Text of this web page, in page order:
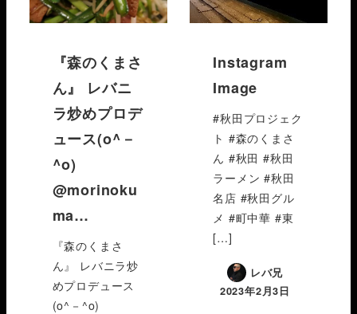
『森のくまさ
ん』 レバニ
ラ炒めプロデ
ュース(o^－
^o)
@morinoku
ma…
『森のくまさ
ん』 レバニラ炒
めプロデュース
(o^－^o)
Instagram
Image
#秋田プロジェク
ト #森のくまさ
ん #秋田 #秋田
ラーメン #秋田
名店 #秋田グル
メ #町中華 #東
[…]
レバ兄
2023年2月3日